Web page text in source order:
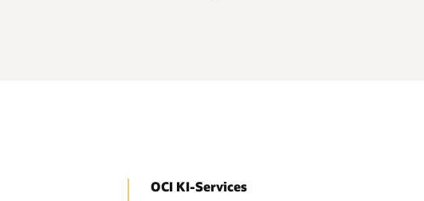
OCI KI-Services